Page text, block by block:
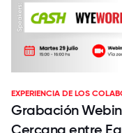
EXPERIENCIA DE LOS
Grabación
Cercana entre